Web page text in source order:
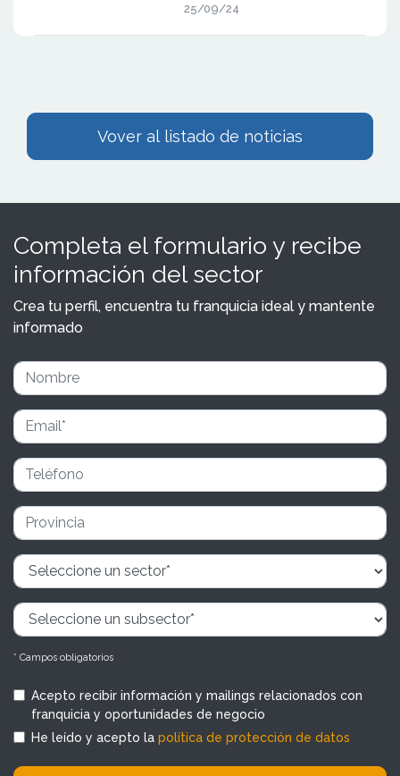
25/09/24
Vover al listado de noticias
Completa el formulario y recibe
información del sector
Crea tu perfil, encuentra tu franquicia ideal y mantente
informado
* Campos obligatorios
Acepto recibir información y mailings relacionados con
franquicia y oportunidades de negocio
He leído y acepto la política de protección de datos